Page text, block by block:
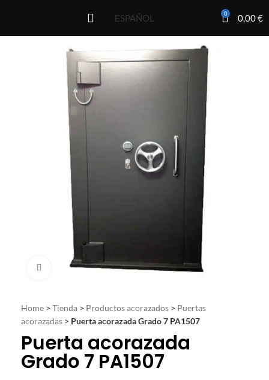
ESPAÑOL 0 0.00€
Click to enlarge
Home > Tienda > Productos acorazados > Puertas
acorazadas > Puerta acorazada Grado 7 PA1507
Puerta acorazada
Grado 7 PA1507